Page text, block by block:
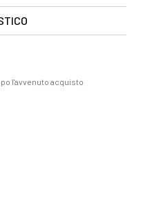
l'avvenuto acquisto